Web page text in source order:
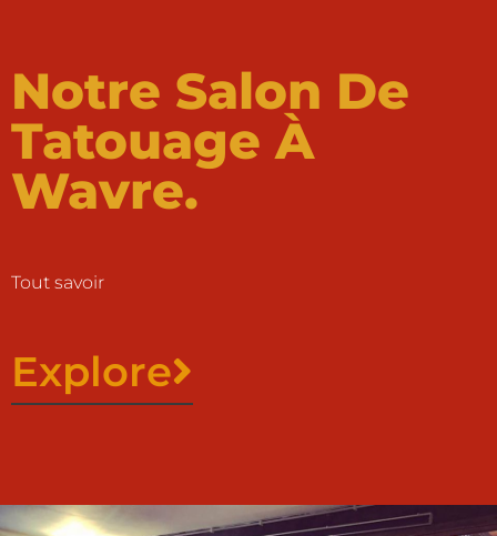
Notre Salon De
Tatouage À
Wavre.
Tout savoir
Explore